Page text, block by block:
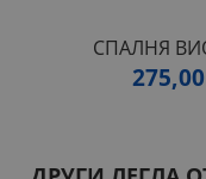
СПАЛНЯ